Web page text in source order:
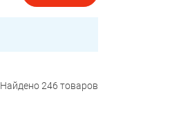
Найдено246 товаров